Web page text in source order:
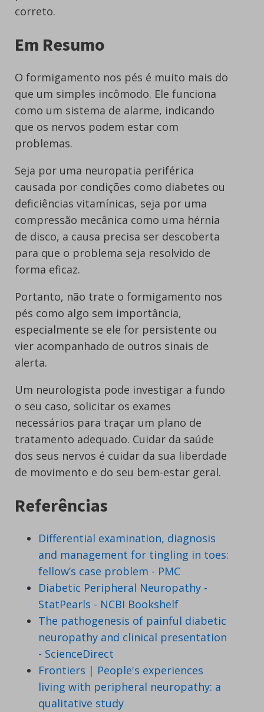
correto.
Em Resumo
O formigamento nos pés é muito mais do
que um simples incômodo. Ele funciona
como um sistema de alarme, indicando
que os nervos podem estar com
problemas.
Seja por uma neuropatia periférica
causada por condições como diabetes ou
deficiências vitamínicas, seja por uma
compressão mecânica como uma hérnia
de disco, a causa precisa ser descoberta
para que o problema seja resolvido de
forma eficaz.
Portanto, não trate o formigamento nos
pés como algo sem importância,
especialmente se ele for persistente ou
vier acompanhado de outros sinais de
alerta.
Um neurologista pode investigar a fundo
o seu caso, solicitar os exames
necessários para traçar um plano de
tratamento adequado. Cuidar da saúde
dos seus nervos é cuidar da sua liberdade
de movimento e do seu bem-estar geral.
Referências
Differential examination, diagnosis
and management for tingling in toes:
fellow’s case problem - PMC
Diabetic Peripheral Neuropathy -
StatPearls - NCBI Bookshelf
The pathogenesis of painful diabetic
neuropathy and clinical presentation
- ScienceDirect
Frontiers | People's experiences
living with peripheral neuropathy: a
qualitative study